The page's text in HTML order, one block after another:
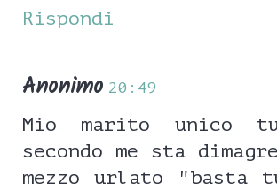
Rispondi
Anonimo 20:49
Mio marito unico
secondo me sta
mezzo urlato "basta